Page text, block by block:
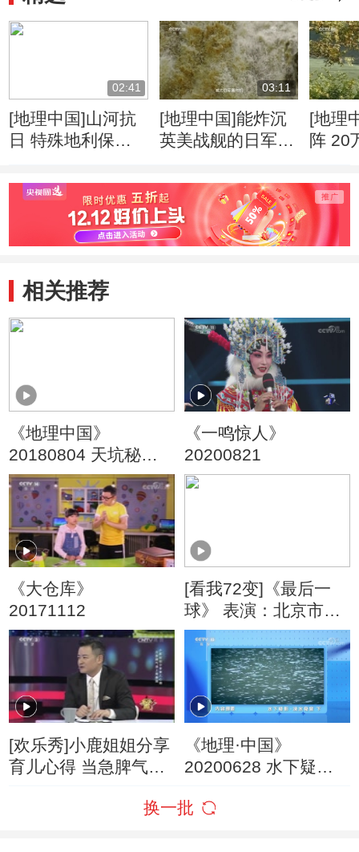
02:41
[地理中国]山河抗
日 特殊地利保护
03:11
[地理中国]能炸沉
英美战舰的日军为
[地理
阵 20
相关推荐
《地理中国》
20180804 天坑秘境·
深谷奇花（上）
《一鸣惊人》
20200821
《大仓库》
20171112
[看我72变]《最后一
球》 表演：北京市朝
阳区第三少儿业余体
校
[欢乐秀]小鹿姐姐分享
育儿心得 当急脾气遇
《地理·中国》
20200628 水下疑影·
换一批